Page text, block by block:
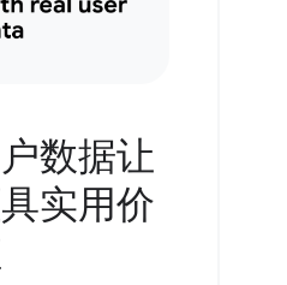
数据让
实用价